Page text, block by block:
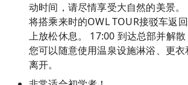
动时间，请尽情享受大自然的美景
将搭乘来时的OWL TOUR接驳车返
上放松休息。 17:00 到达总部并解散
您可以随意使用温泉设施淋浴、更
离开。